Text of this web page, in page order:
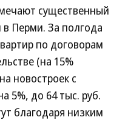
существенный
в Перми. За полгода
по договорам
(на 15%
новостроек с
5%, до 64 тыс. руб.
благодаря низким